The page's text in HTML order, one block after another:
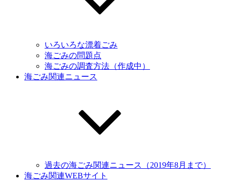
いろいろな漂着ごみ
海ごみの問題点
海ごみの調査方法（作成中）
海ごみ関連ニュース
過去の海ごみ関連ニュース（2019年8月まで）
海ごみ関連WEBサイト